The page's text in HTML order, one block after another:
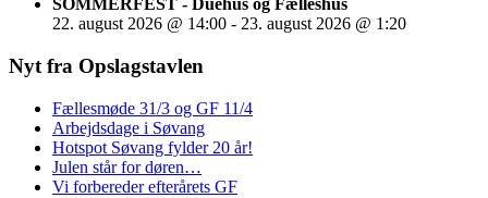
SOMMERFEST - Duehus og Fælleshus
22. august 2026 @ 14:00 - 23. august 2026 @ 1:20
Nyt fra Opslagstavlen
Fællesmøde 31/3 og GF 11/4
Arbejdsdage i Søvang
Hotspot Søvang fylder 20 år!
Julen står for døren…
Vi forbereder efterårets GF